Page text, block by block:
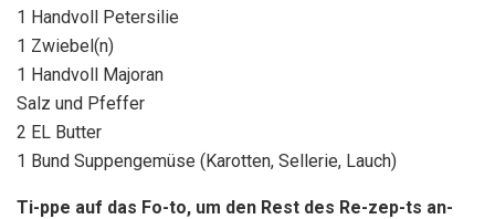
1 Handvoll Petersilie
1 Zwiebel(n)
1 Handvoll Majoran
Salz und Pfeffer
2 EL Butter
1 Bund Suppengemüse (Karotten, Sellerie, Lauch)
Ti-ppe auf das Fo-to, um den Rest des Re-zep-ts an-